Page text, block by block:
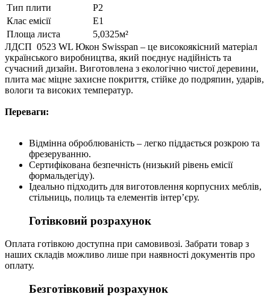
Тип плити
P2
Клас емісії
E1
Площа листа
5,0325м²
ЛДСП 0523 WL Юкон Swisspan – це високоякісний матеріал
українського виробництва, який поєднує надійність та
сучасний дизайн. Виготовлена з екологічно чистої деревини,
плита має міцне захисне покриття, стійке до подряпин, ударів,
вологи та високих температур.
Переваги:
Відмінна оброблюваність – легко піддається розкрою та
фрезеруванню.
Сертифікована безпечність (низький рівень емісії
формальдегіду).
Ідеально підходить для виготовлення корпусних меблів,
стільниць, полиць та елементів інтер’єру.
Готівковий розрахунок
Оплата готівкою доступна при самовивозі. Забрати товар з
наших складів можливо лише при наявності документів про
оплату.
Безготівковий розрахунок